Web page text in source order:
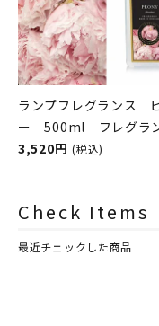
ランプフレグランス
ー 500ml フレグラ
ンプ用オイル
3,520円 (税込)
Check Items
最近チェックした商品